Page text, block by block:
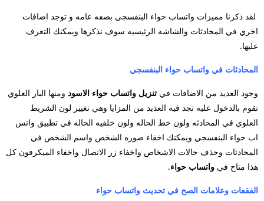
لقد ذكرنا مميزات واتساب حواء البنفسجي بصفه عامه و توجد اضافات
اخري في المحادثات والشاشه الرئيسيه سوف نذكرها ويمكنك التعرف
عليها.
المحادثات في واتساب حواء البنفسجي
وجود العديد من الاضافات في تنزيل واتساب حواء الاسود ومنها البار العلوي
تقوم بالدخول عليه تجد فيه العديد من المزايا وهي تغيير لون الشريط
العلوي في المحادثه ولون خط الحاله ولون خلفيه الحاله في تطبيق واتس
اب حواء البنفسجي ويمكنك اخفاء صوره الشخص واسم الشخص في
المحادثات وحذف حالات الاشخاص واخفاء زر الاتصال واخفاء الميكرفون كل
هذا متاح في واتساب حواء.
الفقعات وعلامات الصح في تحديث واتساب حواء